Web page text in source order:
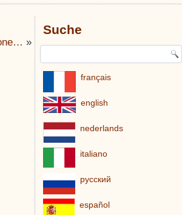
»
Suche
français
english
nederlands
italiano
pусский
español